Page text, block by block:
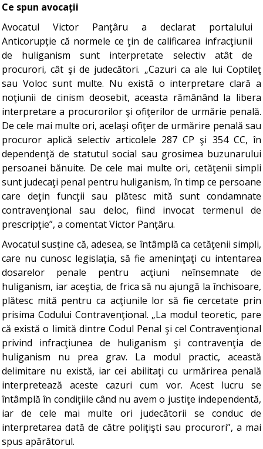
Ce spun avocații
Avocatul Victor Panţâru a declarat portalului
Anticorupție că normele ce ţin de calificarea infracţiunii
de huliganism sunt interpretate selectiv atât de
procurori, cât şi de judecători. „Cazuri ca ale lui Coptileţ
sau Voloc sunt multe. Nu există o interpretare clară a
noţiunii de cinism deosebit, aceasta rămânând la libera
interpretare a procurorilor şi ofiţerilor de urmărie penală.
De cele mai multe ori, acelaşi ofiţer de urmărire penală sau
procuror aplică selectiv articolele 287 CP şi 354 CC, în
dependenţă de statutul social sau grosimea buzunarului
persoanei bănuite. De cele mai multe ori, cetăţenii simpli
sunt judecaţi penal pentru huliganism, în timp ce persoane
care deţin funcţii sau plătesc mită sunt condamnate
contravenţional sau deloc, fiind invocat termenul de
prescripţie”, a comentat Victor Panțâru.
Avocatul susține că, adesea, se întâmplă ca cetăţenii simpli,
care nu cunosc legislaţia, să fie ameninţaţi cu intentarea
dosarelor penale pentru acţiuni neînsemnate de
huliganism, iar aceştia, de frica să nu ajungă la închisoare,
plătesc mită pentru ca acţiunile lor să fie cercetate prin
prisima Codului Contravenţional. „La modul teoretic, pare
că există o limită dintre Codul Penal şi cel Contravenţional
privind infracţiunea de huliganism şi contravenţia de
huliganism nu prea grav. La modul practic, această
delimitare nu există, iar cei abilitaţi cu urmărirea penală
interpretează aceste cazuri cum vor. Acest lucru se
întâmplă în condiţiile când nu avem o justiţe independentă,
iar de cele mai multe ori judecătorii se conduc de
interpretarea dată de către poliţişti sau procurori”, a mai
spus apărătorul.